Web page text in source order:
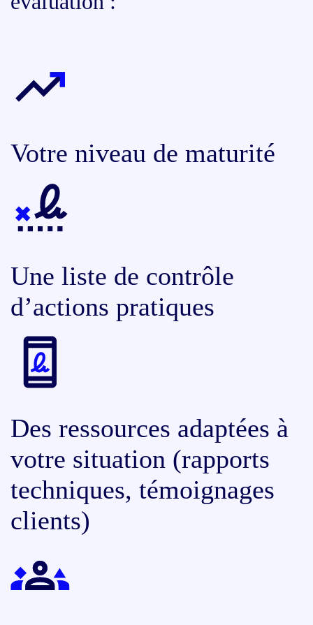
Votre niveau de maturité
Une liste de contrôle
d’actions pratiques
Des ressources adaptées à
votre situation (rapports
techniques, témoignages
clients)